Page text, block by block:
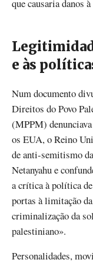
que causaria danos
e às
Num documento
Direitos do Povo
(MPPM)
os EUA, o Reino
de anti-semitismo
Netanyahu e
a crítica à política
portas à limitação
criminalização da
palestiniano».
Personalidades,